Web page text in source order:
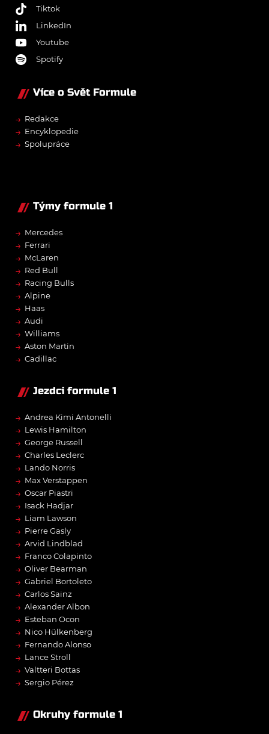
Tiktok
LinkedIn
Youtube
Spotify
Více o Svět Formule
→ Redakce
→ Encyklopedie
→ Spolupráce
Týmy formule 1
→ Mercedes
→ Ferrari
→ McLaren
→ Red Bull
→ Racing Bulls
→ Alpine
→ Haas
→ Audi
→ Williams
→ Aston Martin
→ Cadillac
Jezdci formule 1
→ Andrea Kimi Antonelli
→ Lewis Hamilton
→ George Russell
→ Charles Leclerc
→ Lando Norris
→ Max Verstappen
→ Oscar Piastri
→ Isack Hadjar
→ Liam Lawson
→ Pierre Gasly
→ Arvid Lindblad
→ Franco Colapinto
→ Oliver Bearman
→ Gabriel Bortoleto
→ Carlos Sainz
→ Alexander Albon
→ Esteban Ocon
→ Nico Hülkenberg
→ Fernando Alonso
→ Lance Stroll
→ Valtteri Bottas
→ Sergio Pérez
Okruhy formule 1